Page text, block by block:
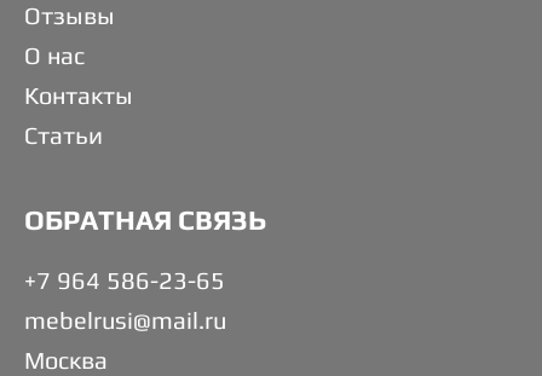
Отзывы
О нас
Контакты
Статьи
ОБРАТНАЯ СВЯЗЬ
+7 964 586-23-65
mebelrusi@mail.ru
Москва